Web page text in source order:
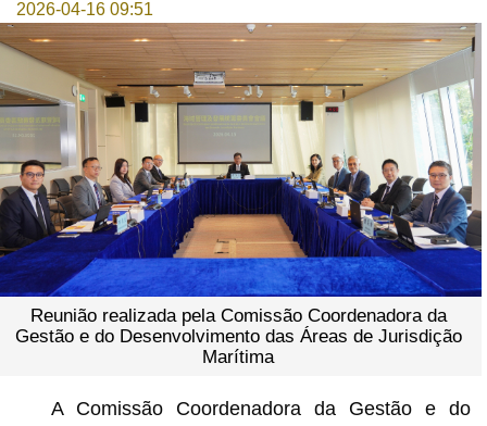
2026-04-16 09:51
Reunião realizada pela Comissão Coordenadora da
Gestão e do Desenvolvimento das Áreas de Jurisdição
Marítima
A Comissão Coordenadora da Gestão e do